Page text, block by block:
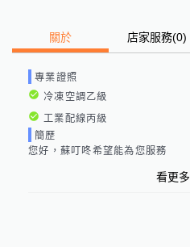
關於 店家服務(0)
專業證照
冷凍空調乙級
工業配線丙級
簡歷
您好，蘇叮咚希望能為您服務
看更多